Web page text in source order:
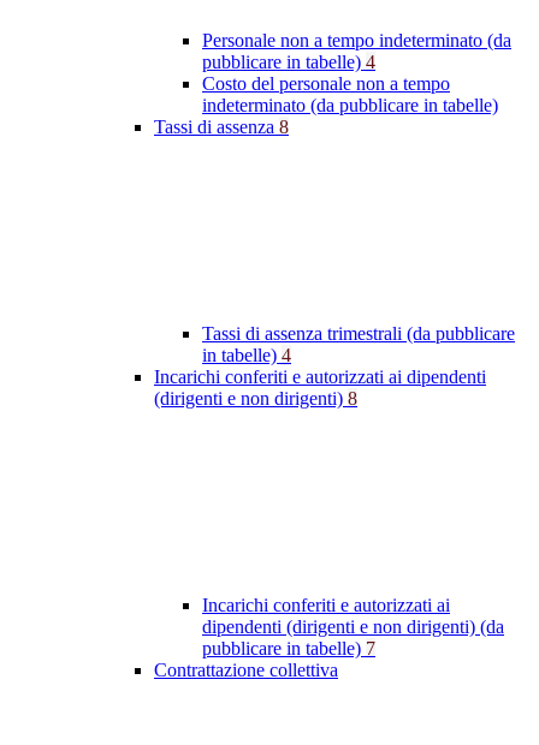
Personale non a tempo indeterminato (da
pubblicare in tabelle) 4
Costo del personale non a tempo
indeterminato (da pubblicare in tabelle)
Tassi di assenza 8
Tassi di assenza trimestrali (da pubblicare
in tabelle) 4
Incarichi conferiti e autorizzati ai dipendenti
(dirigenti e non dirigenti) 8
Incarichi conferiti e autorizzati ai
dipendenti (dirigenti e non dirigenti) (da
pubblicare in tabelle) 7
Contrattazione collettiva